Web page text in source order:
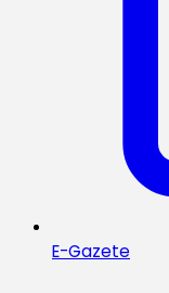
E-Gazete